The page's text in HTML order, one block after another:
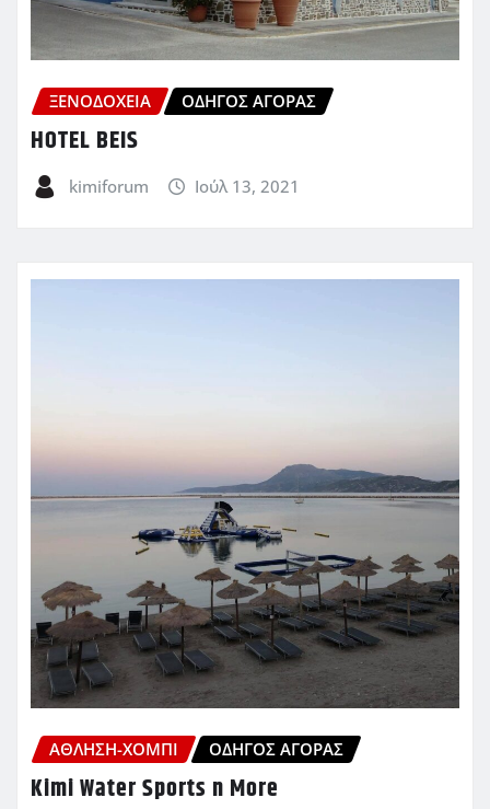
ΞΕΝΟΔΟΧΕΊΑ ΟΔΗΓΌΣ ΑΓΟΡΆΣ
HOTEL BEIS
kimiforum Ιούλ 13, 2021
ΆΘΛΗΣΗ-ΧΌΜΠΙ ΟΔΗΓΌΣ ΑΓΟΡΆΣ
Kimi Water Sports n More